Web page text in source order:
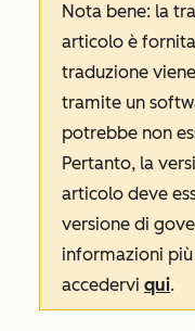
Nota bene: la
articolo è
traduzione
tramite un
potrebbe non
Pertanto, la
articolo deve
versione di
informazioni
accedervi qui.